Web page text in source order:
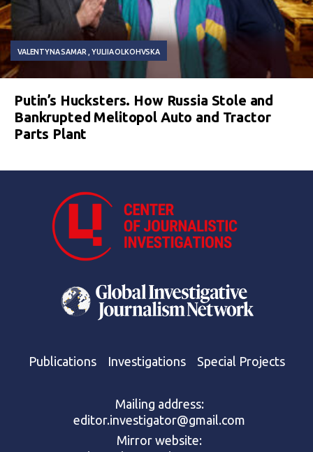
VALENTYNA SAMAR YULIIA OLKOHVSKA
Putin’s Hucksters. How Russia Stole and
Bankrupted Melitopol Auto and Tractor
Parts Plant
Publications Investigations Special Projects
Mailing address:
editor.investigator@gmail.com
Mirror website: